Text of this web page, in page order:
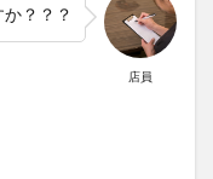
店員
？？？